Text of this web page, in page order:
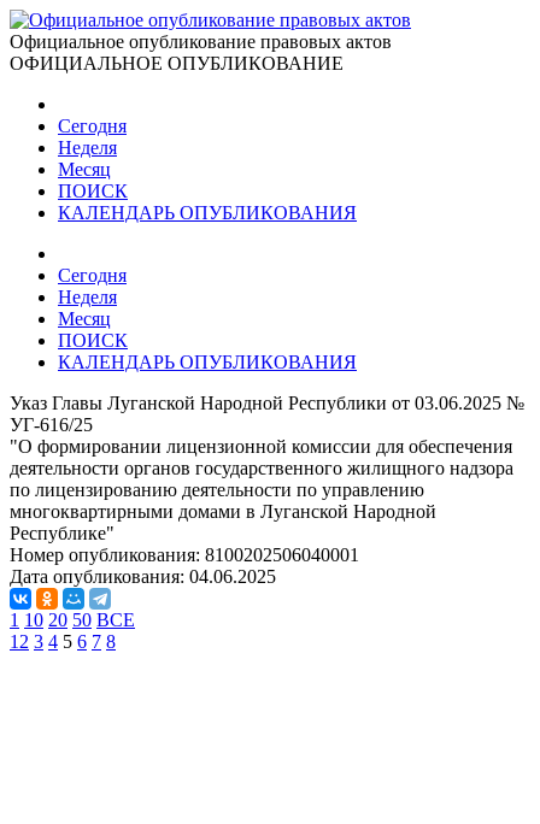
Официальное опубликование правовых актов
ОФИЦИАЛЬНОЕ ОПУБЛИКОВАНИЕ
Сегодня
Неделя
Месяц
ПОИСК
КАЛЕНДАРЬ ОПУБЛИКОВАНИЯ
Сегодня
Неделя
Месяц
ПОИСК
КАЛЕНДАРЬ ОПУБЛИКОВАНИЯ
Указ Главы Луганской Народной Республики от 03.06.2025 №
УГ-616/25
"О формировании лицензионной комиссии для обеспечения
деятельности органов государственного жилищного надзора
по лицензированию деятельности по управлению
многоквартирными домами в Луганской Народной
Республике"
Номер опубликования: 8100202506040001
Дата опубликования: 04.06.2025
1 10 20 50 ВСЕ
1 2 3 4 5 6 7 8